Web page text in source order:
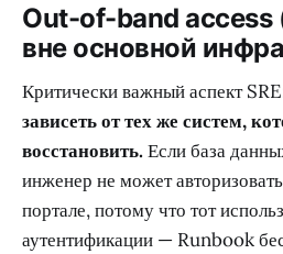
Out-of-band access
вне основной
Критически важный аспект
зависеть от тех же систем,
восстановить.Если база
инженер не может
портале, потому что тот
аутентификации — Runbook